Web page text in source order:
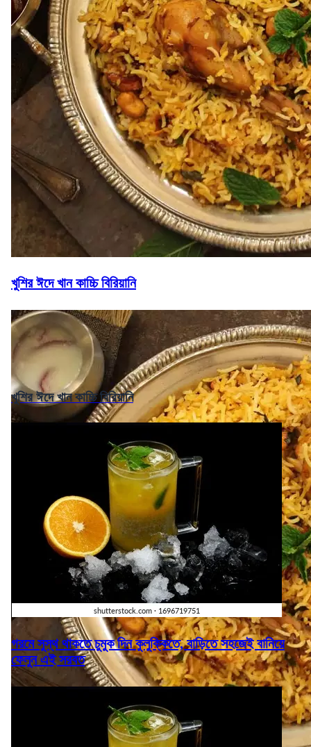
খুশির ঈদে খান কাচ্চি বিরিয়ানি
খুশির ঈদে খান কাচ্চি বিরিয়ানি
গরমে সুস্থ থাকতে চুমুক দিন কুলুক্কিতে, বাড়িতে সহজেই বানিয়ে
ফেলুন এই সরবত